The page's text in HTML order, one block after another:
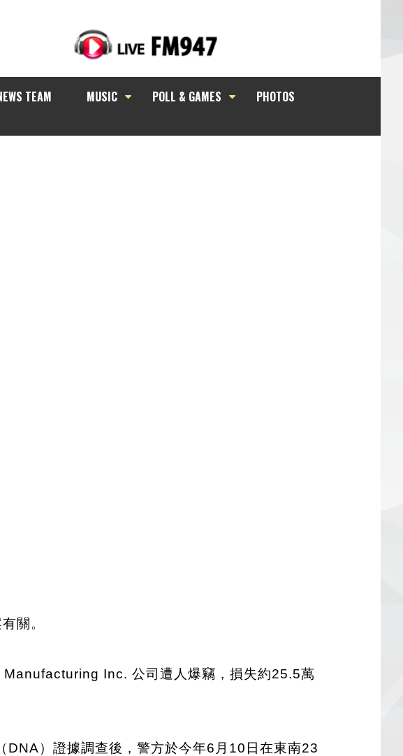
TEAM MUSIC POLL & GAMES
PHOTOS
關。
Inc. 公司遭人爆竊，損失約25.5萬
）證據調查後，警方於今年6月10日在東南23